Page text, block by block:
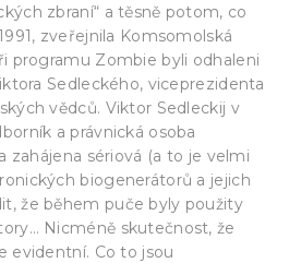
zbraní“ a těsně potom, co
zveřejnila Komsomolská
programu Zombie byli odhaleni
Sedleckého, viceprezidenta
vědců. Viktor Sedleckij v
a právnická osoba
zahájena sériová (a to je velmi
biogenerátorů a jejich
že během puče byly použity
Nicméně skutečnost, že
evidentní. Co to jsou